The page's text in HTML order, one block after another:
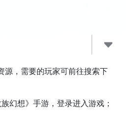
源，需要的玩家可前往搜索下
族幻想》 手游，登录进入游戏；